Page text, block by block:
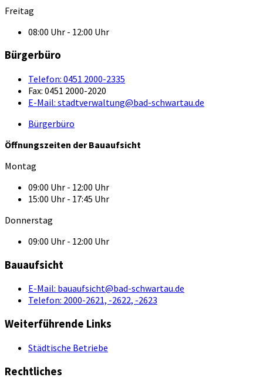
Freitag
08:00 Uhr - 12:00 Uhr
Bürgerbüro
Telefon: 0451 2000-2335
Fax: 0451 2000-2020
E-Mail: stadtverwaltung@bad-schwartau.de
Bürgerbüro
Öffnungszeiten der Bauaufsicht
Montag
09:00 Uhr - 12:00 Uhr
15:00 Uhr - 17:45 Uhr
Donnerstag
09:00 Uhr - 12:00 Uhr
Bauaufsicht
E-Mail: bauaufsicht@bad-schwartau.de
Telefon: 2000-2621, -2622, -2623
Weiterführende Links
Städtische Betriebe
Rechtliches